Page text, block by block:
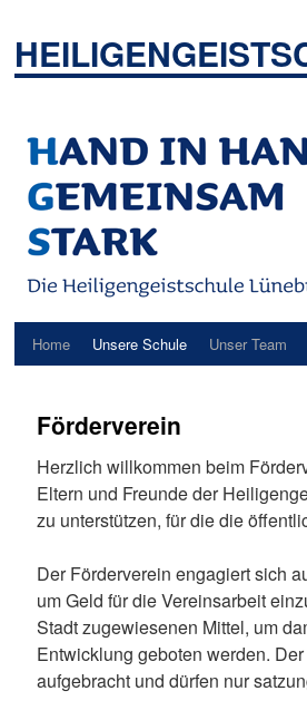
springen
Home Unsere Schule Unser Team
Förderverein
Herzlich willkommen beim
Eltern und Freunde der
zu unterstützen, für die die
Der Förderverein engagiert sich
um Geld für die Vereinsarbeit
Stadt zugewiesenen Mittel, um
Entwicklung geboten werden.
aufgebracht und dürfen nur